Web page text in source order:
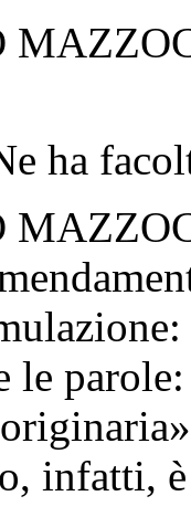
ha
le
infatti,